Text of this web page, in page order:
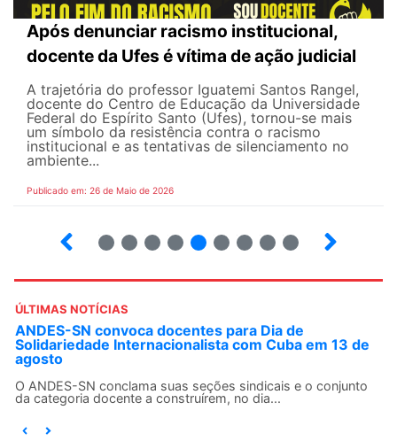
Após denunciar racismo institucional,
docente da Ufes é vítima de ação judicial
A trajetória do professor Iguatemi Santos Rangel,
docente do Centro de Educação da Universidade
Federal do Espírito Santo (Ufes), tornou-se mais
um símbolo da resistência contra o racismo
institucional e as tentativas de silenciamento no
ambiente...
Publicado em: 26 de Maio de 2026
ÚLTIMAS NOTÍCIAS
ANDES-SN convoca docentes para Dia de
Solidariedade Internacionalista com Cuba em 13 de
agosto
O ANDES-SN conclama suas seções sindicais e o conjunto
da categoria docente a construírem, no dia...